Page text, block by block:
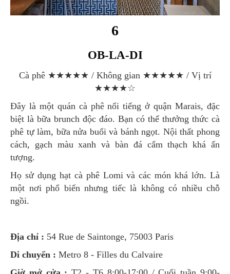
6
OB-LA-DI
Cà phê ★★★★★ / Không gian ★★★★★ / Vị trí
★★★★☆
Đây là một quán cà phê nổi tiếng ở quận Marais, đặc
biệt là bữa brunch độc đáo. Bạn có thể thưởng thức cà
phê tự làm, bữa nửa buổi và bánh ngọt. Nội thất phong
cách, gạch màu xanh và bàn đá cẩm thạch khá ấn
tượng.
Họ sử dụng hạt cà phê Lomi và các món khá lớn. Là
một nơi phổ biến nhưng tiếc là không có nhiều chỗ
ngồi.
Địa chỉ : 54 Rue de Saintonge, 75003 Paris
Di chuyển : Metro 8 - Filles du Calvaire